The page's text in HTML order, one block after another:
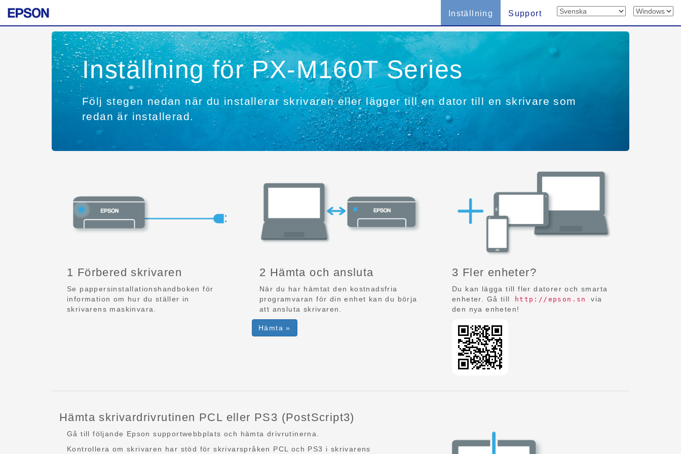
Inställning Support
Inställning för PX-M160T Series
Följ stegen nedan när du installerar skrivaren eller lägger till en dator till en skrivare som
redan är installerad.
1 Förbered skrivaren
Se pappersinstallationshandboken för
information om hur du ställer in
skrivarens maskinvara.
2 Hämta och ansluta
När du har hämtat den kostnadsfria
programvaran för din enhet kan du börja
att ansluta skrivaren.
Hämta »
3 Fler enheter?
Du kan lägga till fler datorer och smarta
enheter. Gå till
http://epson.sn
via
den nya enheten!
Hämta skrivardrivrutinen PCL eller PS3 (PostScript3)
Gå till följande Epson supportwebbplats och hämta drivrutinerna.
Kontrollera om skrivaren har stöd för skrivarspråken PCL och PS3 i skrivarens